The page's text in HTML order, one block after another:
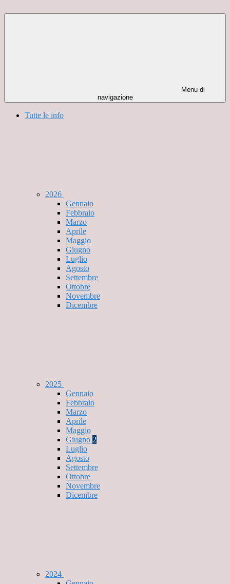
Menu di
navigazione
Tutte le info
2026
Gennaio
Febbraio
Marzo
Aprile
Maggio
Giugno
Luglio
Agosto
Settembre
Ottobre
Novembre
Dicembre
2025
Gennaio
Febbraio
Marzo
Aprile
Maggio
Giugno 2
Luglio
Agosto
Settembre
Ottobre
Novembre
Dicembre
2024